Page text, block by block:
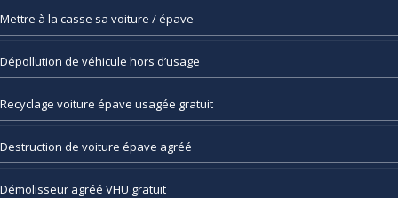
Mettre à la casse sa voiture / épave
Dépollution de véhicule hors d’usage
Recyclage voiture épave usagée gratuit
Destruction de voiture épave agréé
Démolisseur agréé VHU gratuit